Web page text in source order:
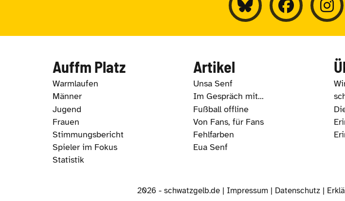
Auffm Platz
Warmlaufen
Männer
Jugend
Frauen
Stimmungsbericht
Spieler im Fokus
Statistik
Artikel
Unsa Senf
Im Gespräch mit...
Fußball offline
Von Fans, für Fans
Fehlfarben
Eua Senf
2026 - schwatzgelb.de | Impressum| Datenschutz|